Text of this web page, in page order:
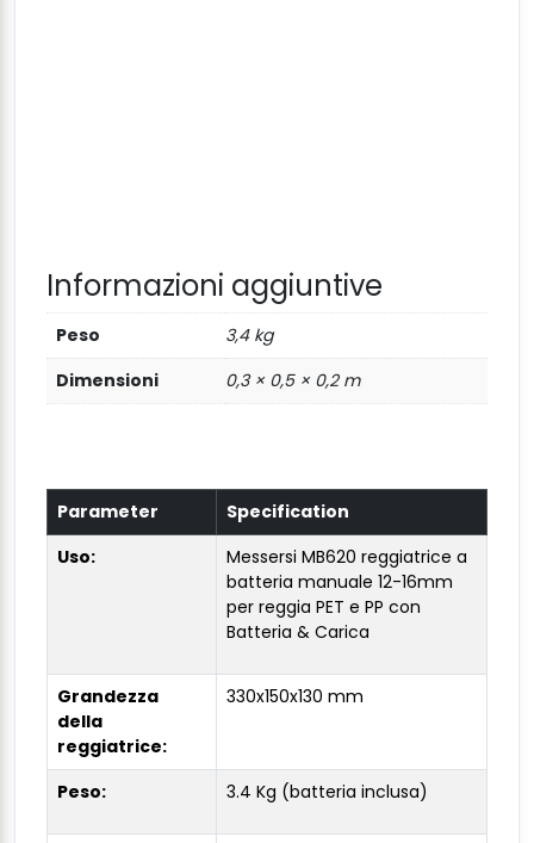
Informazioni aggiuntive
Peso
3,4 kg
Dimensioni
0,3 × 0,5 × 0,2 m
Parameter
Specification
Uso:
Messersi MB620 reggiatrice a
batteria manuale 12-16mm
per reggia PET e PP con
Batteria & Carica
Grandezza
della
reggiatrice:
330x150x130 mm
Peso: 3.4 Kg (batteria inclusa)